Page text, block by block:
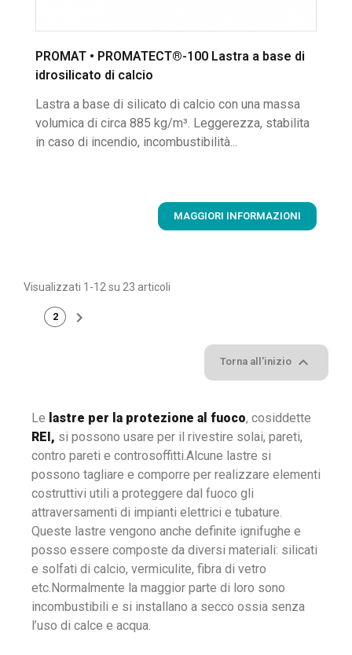
PROMAT • PROMATECT®-100 Lastra a base di
idrosilicato di calcio
Lastra a base di silicato di calcio con una massa
volumica di circa 885 kg/m³. Leggerezza, stabilita
in caso di incendio, incombustibilità...
MAGGIORI INFORMAZIONI
Visualizzati 1-12 su 23 articoli
2 
Torna all'inizio 
Le lastre per la protezione al fuoco, cosiddette
REI, si possono usare per il rivestire solai, pareti,
contro pareti e controsoffitti.Alcune lastre si
possono tagliare e comporre per realizzare elementi
costruttivi utili a proteggere dal fuoco gli
attraversamenti di impianti elettrici e tubature.
Queste lastre vengono anche definite ignifughe e
posso essere composte da diversi materiali: silicati
e solfati di calcio, vermiculite, fibra di vetro
etc.Normalmente la maggior parte di loro sono
incombustibili e si installano a secco ossia senza
l’uso di calce e acqua.